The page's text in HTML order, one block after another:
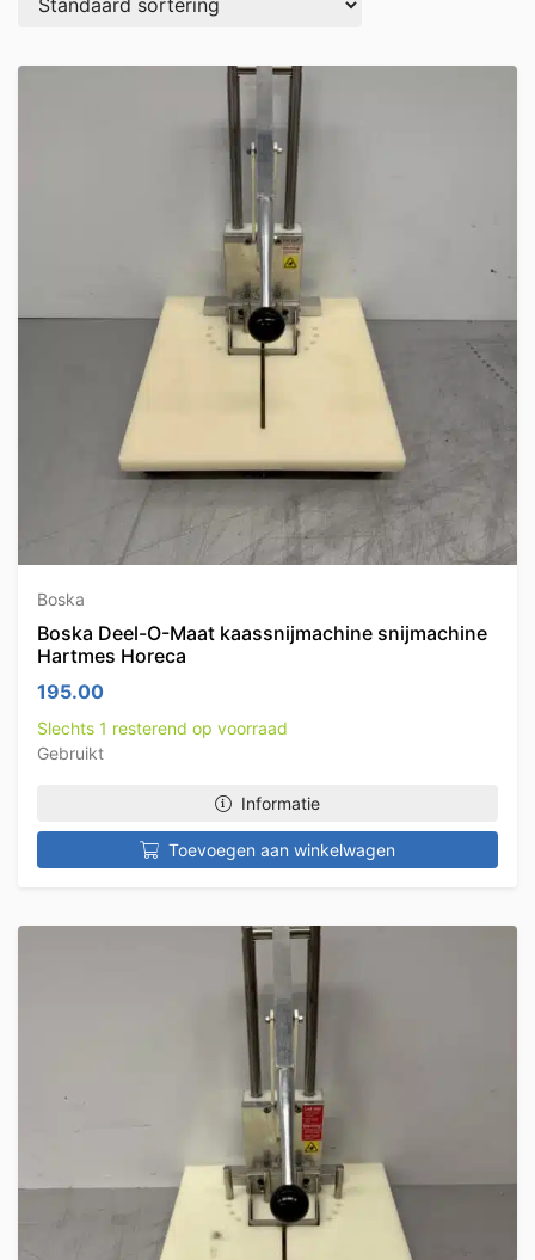
Boska
Boska Deel-O-Maat kaassnijmachine snijmachine
Hartmes Horeca
195.00
Slechts 1 resterend op voorraad
Gebruikt
Informatie
Toevoegen aan winkelwagen